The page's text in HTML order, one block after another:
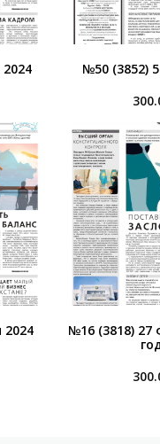
№50 (3852)
2024
№16 (3818) 27